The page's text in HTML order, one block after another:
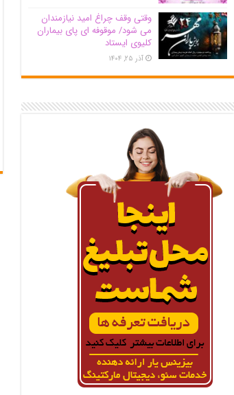
وقتی وقف چراغ امید نیازمندان
می شود/ موقوفه ای پای بیماران
کلیوی ایستاد
آذر ۲۵, ۱۴۰۴